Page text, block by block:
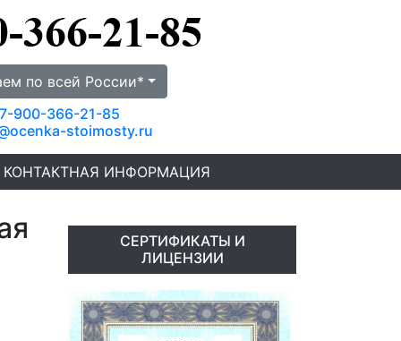
по всей России*
900-366-21-85
stoimosty.ru
КОНТАКТНАЯ ИНФОРМАЦИЯ
СЕРТИФИКАТЫ И
ЛИЦЕНЗИИ